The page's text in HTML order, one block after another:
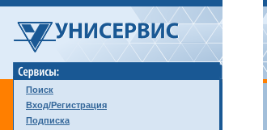
Поиск
Вход/Регистрация
Подписка